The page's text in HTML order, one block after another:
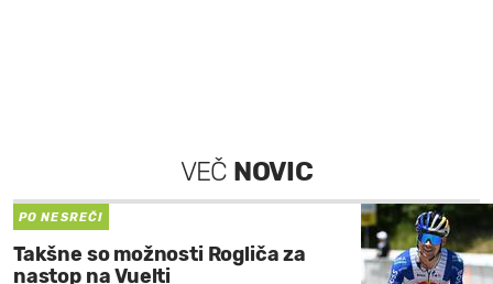
VEČ NOVIC
PO NESREČI
Takšne so možnosti Rogliča za
nastop na Vuelti